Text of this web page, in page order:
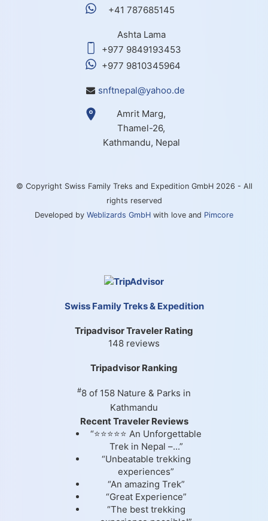
+41 787685145
Ashta Lama
+977 9849193453
+977 9810345964
snftnepal@yahoo.de
Amrit Marg,
Thamel-26,
Kathmandu, Nepal
© Copyright Swiss Family Treks and Expedition GmbH 2026 - All
rights reserved
Developed by Weblizards GmbH with love and Pimcore
Swiss Family Treks & Expedition
Tripadvisor Traveler Rating
148 reviews
Tripadvisor Ranking
#8 of 158 Nature & Parks in
Kathmandu
Recent Traveler Reviews
“⭐⭐⭐⭐⭐ An Unforgettable
Trek in Nepal –...”
“Unbeatable trekking
experiences”
“An amazing Trek”
“Great Experience”
“The best trekking